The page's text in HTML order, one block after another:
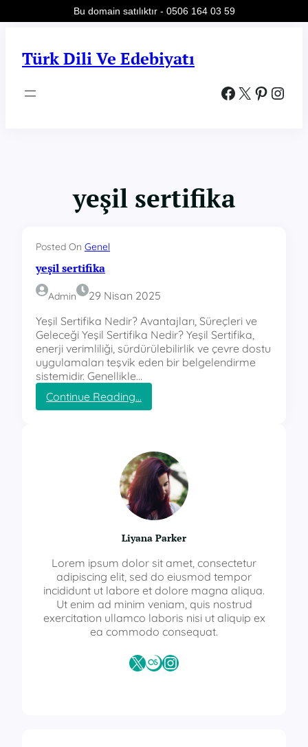
Türk Dili Ve Edebiyatı
Facebook X Pinterest Instagram
yeşil sertifika
Posted On Genel
yeşil sertifika
Admin
29 Nisan 2025
Yeşil Sertifika Nedir? Avantajları, Süreçleri ve
Geleceği Yeşil Sertifika Nedir? Yeşil Sertifika,
enerji verimliliği, sürdürülebilirlik ve çevre dostu
uygulamaları teşvik eden bir belgelendirme
sistemidir. Genellikle…
Continue Reading…
y
i
l
s
e
r
t
i
i
k
a
Liyana Parker
Lorem ipsum dolor sit amet, consectetur
adipiscing elit, sed do eiusmod tempor
incididunt ut labore et dolore magna aliqua.
Ut enim ad minim veniam, quis nostrud
exercitation ullamco laboris nisi ut aliquip ex
ea commodo consequat.
X Last.fmInstagram
Bu domain satılıktır - 0506 164 03 59